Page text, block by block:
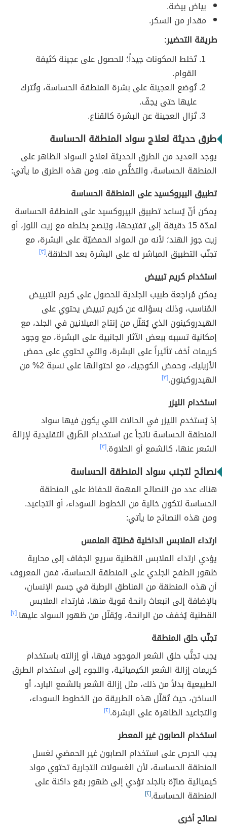
بياض بيضة.
مقدار من السكر.
طريقة التحضير:
تُخلط المكونات جيداً؛ للحصول على عجينة كثيفة
القوام.
تُوضع العجينة على بشرة المنطقة الحساسة، وتُترك
عليها حتى يجفّ.
تُزال العجينة عن البشرة كالقناع.
طرق حديثة لعلاج سواد المنطقة الحساسة
يوجد العديد من الطرق الحديثة لعلاج السواد الظاهر على
المنطقة الحساسة، والتخلُّص منه. ومن هذه الطرق ما يأتي:
تطبيق البيروكسيد على المنطقة الحساسة
يمكن أنّ يُساعد تطبيق البيروكسيد على المنطقة الحساسة
لمدّة 15 دقيقة إلى تفتيحها، ويُنصح بخلطه مع زيت اللوز، أو
زيت جوز الهند؛ لأنه من المواد الحمضيّة على البشرة، مع
تجنّب التطبيق المباشر له على البشرة بعد الحلاقة.[٣]
استخدام كريم تبييض
يمكن مُراجعة طبيب الجلدية للحصول على كريم التبييض
المُناسب، وذلك بسؤاله عن كريم تبييض يحتوي على
الهيدروكينون الذي يُقلّل من إنتاج الميلانين في الجلد، مع
إمكانية تسببه ببعض الآثار الجانبية على البشرة، مع وجود
كريمات أخف تأثيراً على البشرة، والتي تحتوي على حمض
الأزيليك، وحمض الكوجيك، مع احتوائها على نسبة 2% من
الهيدروكينون.[٣]
استخدام الليزر
إذ يُستخدم الليزر في الحالات التي يكون فيها سواد
المنطقة الحساسة ناتجاً عن استخدام الطّرق التقليدية لإزالة
الشعر عنها، كالشمع أو الحلاوة.[٣]
نصائح لتجنب سواد المنطقة الحساسة
هناك عدد من النصائح المهمة للحفاظ على المنطقة
الحساسة لتكون خالية من الخطوط السوداء، أو التجاعيد.
ومن هذه النصائح ما يأتي:
ارتداء الملابس الداخلية قطنيّة الملمس
يؤدي ارتداء الملابس القطنية سريع الجفاف إلى محاربة
ظهور الطفح الجلدي على المنطقة الحساسة، فمن المعروف
أن هذه المنطقة من المناطق الرطبة في جسم الإنسان،
بالإضافة إلى انبعاث رائحة قوية منها، فارتداء الملابس
القطنية يُخفف من الرائحة، ويُقلّل من ظهور السواد عليها.[٢]
تجنّب حلق المنطقة
يجب تجنُّب حلق الشعر الموجود فيها، أو إزالته باستخدام
كريمات إزالة الشعر الكيميائية، واللجوء إلى استخدام الطرق
الطبيعية بدلاً من ذلك، مثل إزالة الشعر بالشمع البارد، أو
الساخن، حيث تُقلّل هذه الطريقة من الخطوط السوداء،
والتجاعيد الظاهرة على البشرة.[٢]
استخدام الصابون غير المعطر
يجب الحرص على استخدام الصابون غير الحمضي لغسل
المنطقة الحساسة، لأن الغسولات التجارية تحتوي مواد
كيميائية ضارّة بالجلد تؤدي إلى ظهور بقع داكنة على
المنطقة الحساسة.[٢]
نصائح أخرى